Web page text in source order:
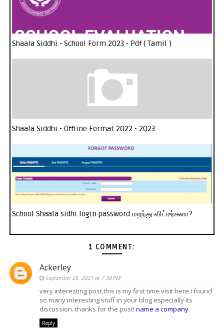
Shaala Siddhi - School Form 2023 - Pdf ( Tamil )
Shaala Siddhi - Offline Format 2022 - 2023
School Shaala sidhi login password மறந்து விட்டீர்களா?
1 COMMENT:
Ackerley
September 26, 2021 at 7:38 PM
very interesting post.this is my first time visit here.i found
so many interesting stuff in your blog especially its
discussion..thanks for the post! name a company
Reply